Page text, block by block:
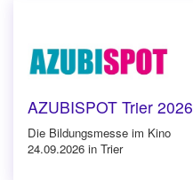
AZUBISPOT Trier 2026
Die Bildungsmesse im Kino
24.09.2026 in Trier